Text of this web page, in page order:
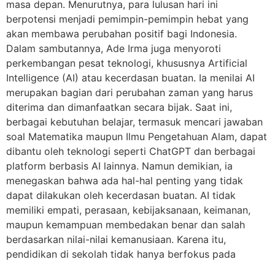
masa depan. Menurutnya, para lulusan hari ini
berpotensi menjadi pemimpin-pemimpin hebat yang
akan membawa perubahan positif bagi Indonesia.
Dalam sambutannya, Ade Irma juga menyoroti
perkembangan pesat teknologi, khususnya Artificial
Intelligence (AI) atau kecerdasan buatan. Ia menilai AI
merupakan bagian dari perubahan zaman yang harus
diterima dan dimanfaatkan secara bijak. Saat ini,
berbagai kebutuhan belajar, termasuk mencari jawaban
soal Matematika maupun Ilmu Pengetahuan Alam, dapat
dibantu oleh teknologi seperti ChatGPT dan berbagai
platform berbasis AI lainnya. Namun demikian, ia
menegaskan bahwa ada hal-hal penting yang tidak
dapat dilakukan oleh kecerdasan buatan. AI tidak
memiliki empati, perasaan, kebijaksanaan, keimanan,
maupun kemampuan membedakan benar dan salah
berdasarkan nilai-nilai kemanusiaan. Karena itu,
pendidikan di sekolah tidak hanya berfokus pada